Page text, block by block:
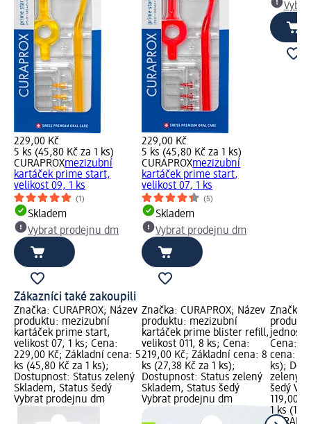
229,00 Kč
5 ks (45,80 Kč za 1 ks)
CURAPROXmezizubní
kartáček prime start,
velikost 09, 1 ks
(1)
Skladem
Vybrat prodejnu dm
229,00 Kč
5 ks (45,80 Kč za 1 ks)
CURAPROXmezizubní
kartáček prime start,
velikost 07, 1 ks
(5)
Skladem
Vybrat prodejnu dm
Zákazníci také zakoupili
Značka: CURAPROX; Název
produktu: mezizubní
kartáček prime start,
velikost 07, 1 ks; Cena:
229,00 Kč; Základní cena: 5
ks (45,80 Kč za 1 ks);
Dostupnost: Status zelený
Skladem, Status šedý
Vybrat prodejnu dm
Značka: CURAPROX; Název
produktu: mezizubní
kartáček prime blister refill,
velikost 011, 8 ks; Cena:
219,00 Kč; Základní cena: 8
ks (27,38 Kč za 1 ks);
Dostupnost: Status zelený
Skladem, Status šedý
Vybrat prodejnu dm
Značka:
Cena:
cena: 1
ks);
zelený
šedý
119,00
1 ks